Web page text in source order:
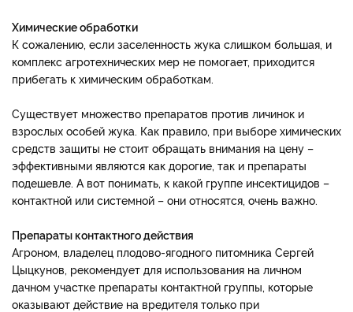
Химические обработки
К сожалению, если заселенность жука слишком большая, и
комплекс агротехнических мер не помогает, приходится
прибегать к химическим обработкам.
Существует множество препаратов против личинок и
взрослых особей жука. Как правило, при выборе химических
средств защиты не стоит обращать внимания на цену –
эффективными являются как дорогие, так и препараты
подешевле. А вот понимать, к какой группе инсектицидов –
контактной или системной – они относятся, очень важно.
Препараты контактного действия
Агроном, владелец плодово-ягодного питомника Сергей
Цыцкунов, рекомендует для использования на личном
дачном участке препараты контактной группы, которые
оказывают действие на вредителя только при